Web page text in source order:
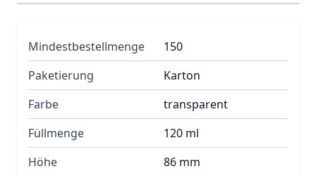
Mindestbestellmenge
150
Paketierung
Karton
Farbe
transparent
Füllmenge
120 ml
Höhe
86 mm